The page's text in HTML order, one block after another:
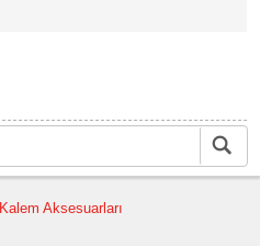
Kalem Aksesuarları